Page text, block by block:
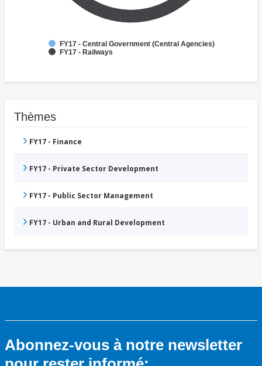
FY17 - Central Government (Central Agencies)
FY17 - Railways
Thèmes
FY17 - Finance
FY17 - Private Sector Development
FY17 - Public Sector Management
FY17 - Urban and Rural Development
Abonnez-vous à notre newsletter